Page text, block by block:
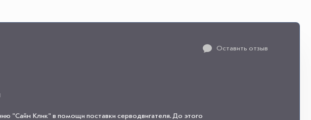
Оставить отзыв
"Сайн Клик" в помощи поставки серводвигателя. До этого